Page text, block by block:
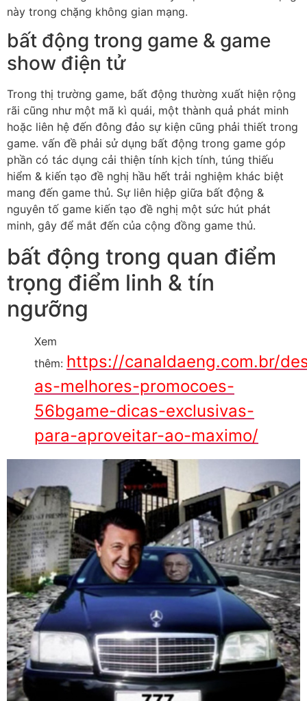
này trong chặng không gian mạng.
bất động trong game & game
show điện tử
Trong thị trường game, bất động thường xuất hiện rộng
rãi cũng như một mã kì quái, một thành quả phát minh
hoặc liên hệ đến đông đảo sự kiện cũng phải thiết trong
game. vấn đề phải sử dụng bất động trong game góp
phần có tác dụng cải thiện tính kịch tính, túng thiếu
hiểm & kiến tạo đề nghị hầu hết trải nghiệm khác biệt
mang đến game thủ. Sự liên hiệp giữa bất động &
nguyên tố game kiến tạo đề nghị một sức hút phát
minh, gây để mắt đến của cộng đồng game thủ.
bất động trong quan điểm
trọng điểm linh & tín
ngưỡng
Xem
thêm: https://canaldaeng.com.br/
as-melhores-promocoes-
56bgame-dicas-exclusivas-
para-aproveitar-ao-maximo/